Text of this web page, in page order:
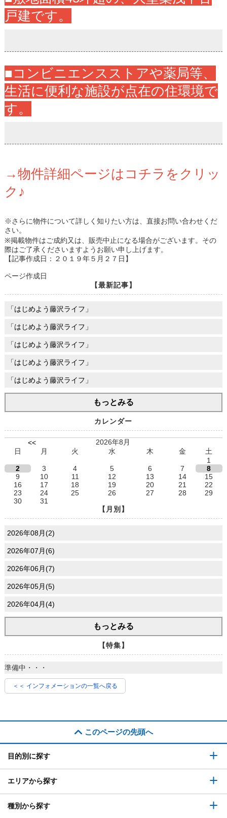
戸建です。
■コンビニエンスストアや薬局等、
生活に便利な施設が点在の住環境で
す。
→物件詳細ページはコチラをクリッ
ク♪
※さらに物件について詳しく知りたい方は、直接お問い合わせくだ
さい。
※掲載物件はご成約又は、販売中止になる場合がございます。その
際はご了承くださいますようお願い申し上げます。
【記事作成日：２０１９年５月２７日】
ページ作成日
【最新記事】
「はじめよう藤沢ライフ」
「はじめよう藤沢ライフ」
「はじめよう藤沢ライフ」
「はじめよう藤沢ライフ」
「はじめよう藤沢ライフ」
もっとみる
カレンダー
<<
2026年8月
日
月 火 水 木 金
土
1
2
3 4 5 6 7
8
9
10 11 12 13 14
15
16
17 18 19 20 21
22
23
24 25 26 27 28
29
30
31
【月別】
2026年08月(2)
2026年07月(6)
2026年06月(7)
2026年05月(5)
2026年04月(4)
もっとみる
【特集】
準備中・・・
＜＜ インフォメーションの一覧へ戻る
このページの先頭へ
目的別に探す
エリアから探す
種別から探す